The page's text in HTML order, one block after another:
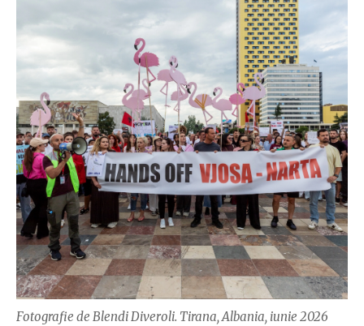
Fotografie de Blendi Diveroli. Tirana, Albania, iunie 2026